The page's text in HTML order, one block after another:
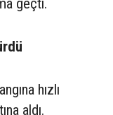
hızlı
aldı.